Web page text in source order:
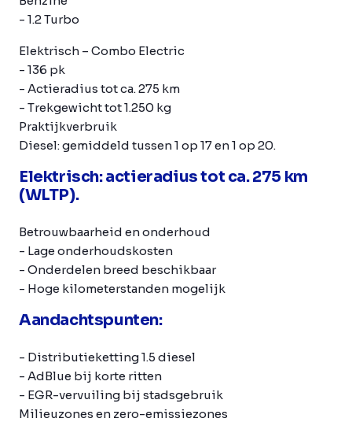
- 1.2 Turbo
Elektrisch – Combo Electric
- 136 pk
- Actieradius tot ca. 275 km
- Trekgewicht tot 1.250 kg
Praktijkverbruik
Diesel: gemiddeld tussen 1 op 17 en 1 op 20.
Elektrisch: actieradius tot ca. 275 km
(WLTP).
Betrouwbaarheid en onderhoud
- Lage onderhoudskosten
- Onderdelen breed beschikbaar
- Hoge kilometerstanden mogelijk
Aandachtspunten:
- Distributieketting 1.5 diesel
- AdBlue bij korte ritten
- EGR-vervuiling bij stadsgebruik
Milieuzones en zero-emissiezones